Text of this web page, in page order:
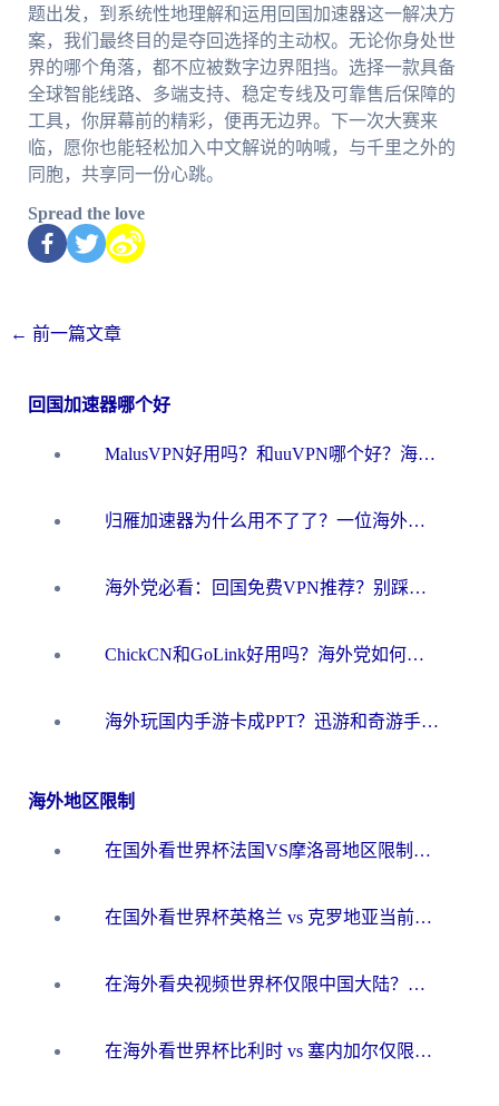
题出发，到系统性地理解和运用回国加速器这一解决方
案，我们最终目的是夺回选择的主动权。无论你身处世
界的哪个角落，都不应被数字边界阻挡。选择一款具备
全球智能线路、多端支持、稳定专线及可靠售后保障的
工具，你屏幕前的精彩，便再无边界。下一次大赛来
临，愿你也能轻松加入中文解说的呐喊，与千里之外的
同胞，共享同一份心跳。
Spread the love
← 前一篇文章
回国加速器哪个好
MalusVPN好用吗？和uuVPN哪个好？海外党无缝访问国内资源的真实对比与选择指南
归雁加速器为什么用不了了？一位海外游子的真实困惑与技术解答
海外党必看：回国免费VPN推荐？别踩坑！教你选对加速器无缝刷国内资源
ChickCN和GoLink好用吗？海外党如何选对回国加速器
海外玩国内手游卡成PPT？迅游和奇游手游哪个好？一篇讲透回国加速器怎么选
海外地区限制
在国外看世界杯法国VS摩洛哥地区限制？这篇指南让你流畅看中文解说无压力
在国外看世界杯英格兰 vs 克罗地亚当前地区不可播放？这篇指南帮你搞定所有海外观赛难题
在海外看央视频世界杯仅限中国大陆？这篇指南帮你解锁中文解说+无卡顿直播
在海外看世界杯比利时 vs 塞内加尔仅限中国大陆？我找到了最流畅的中文解说之路